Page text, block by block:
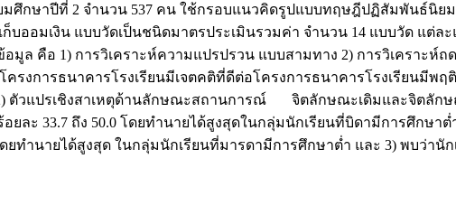
มศึกษาปีที่ 2 จำนวน 537 คน ใช้กรอบแนวคิดรูปแบบทฤษฎีปฏิสัมพันธ์นิย
บออมเงิน แบบวัดเป็นชนิดมาตรประเมินรวมค่า จำนวน 14 แบบวัด แ
อมูล คือ 1) การวิเคราะห์ความแปรปรวน แบบสามทาง 2) การวิเครา
รงการธนาคารโรงเรียนมีเจตคติที่ดีต่อโครงการธนาคารโรงเรียนมี
ตัวแปรเชิงสาเหตุด้านลักษณะสถานการณ์ จิตลักษณะเดิมและจิตลัก
ละ 33.7 ถึง 50.0 โดยทำนายได้สูงสุดในกลุ่มนักเรียนที่บิดามีการศึกษ
ยทำนายได้สูงสุด ในกลุ่มนักเรียนที่มารดามีการศึกษาต่ำ และ 3) พบว่านั